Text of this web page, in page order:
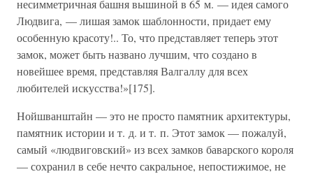
несимметричная башня вышиной в 65 м. — идея самого
Людвига, — лишая замок шаблонности, придает ему
особенную красоту!.. То, что представляет теперь этот
замок, может быть названо лучшим, что создано в
новейшее время, представляя Валгаллу для всех
любителей искусства!»[175].
Нойшванштайн — это не просто памятник архитектуры,
памятник истории и т. д. и т. п. Этот замок — пожалуй,
самый «людвиговский» из всех замков баварского короля
— сохранил в себе нечто сакральное, непостижимое, не